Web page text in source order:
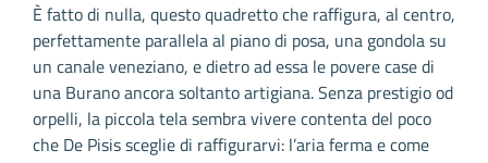
È fatto di nulla, questo quadretto che raffigura, al centro,
perfettamente parallela al piano di posa, una gondola su
un canale veneziano, e dietro ad essa le povere case di
una Burano ancora soltanto artigiana. Senza prestigio od
orpelli, la piccola tela sembra vivere contenta del poco
che De Pisis sceglie di raffigurarvi: l’aria ferma e come